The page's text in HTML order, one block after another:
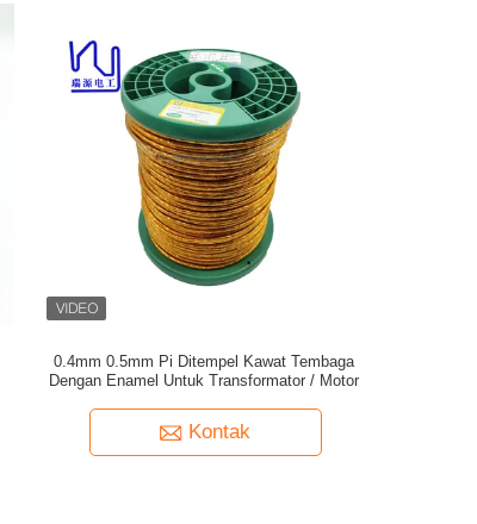
0.4mm 0.5mm Pi Ditempel Kawat Tembaga
Dengan Enamel Untuk Transformator / Motor
Kontak